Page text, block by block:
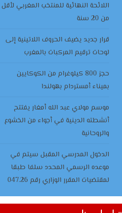
اللائحة النهائية للمنتخب المغربي لأقل
من 20 سنة
قرار جديد يضيف الحروف اللاتينية إلى
لوحات ترقيم المركبات بالمغرب
حجز 800 كيلوغرام من الكوكايين
بميناء أمستردام بهولندا
موسم مولاي عبد الله أمغار يفتتح
أنشطته الدينية في أجواء من الخشوع
والروحانية
الدخول المدرسي المقبل سیتم في
موعده الرسمي المحدد سلفا طبقا
لمقتضیات المقرر الوزاري رقم 047.26